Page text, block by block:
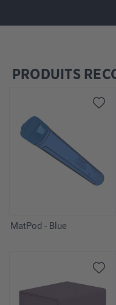
Ignorer la galerie de produits
PRODUITS
MatPod - Blue